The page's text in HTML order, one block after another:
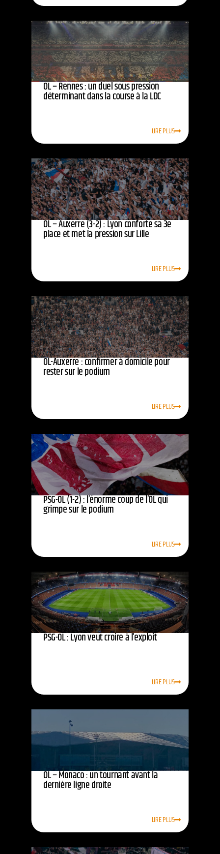
OL – Rennes : un duel sous pression
déterminant dans la course à la LDC
LIRE PLUS
OL – Auxerre (3-2) : Lyon conforte sa 3e
place et met la pression sur Lille
LIRE PLUS
OL-Auxerre : confirmer à domicile pour
rester sur le podium
LIRE PLUS
PSG-OL (1-2) : l’énorme coup de l’OL qui
grimpe sur le podium
LIRE PLUS
PSG-OL : Lyon veut croire à l’exploit
LIRE PLUS
OL – Monaco : un tournant avant la
dernière ligne droite
LIRE PLUS